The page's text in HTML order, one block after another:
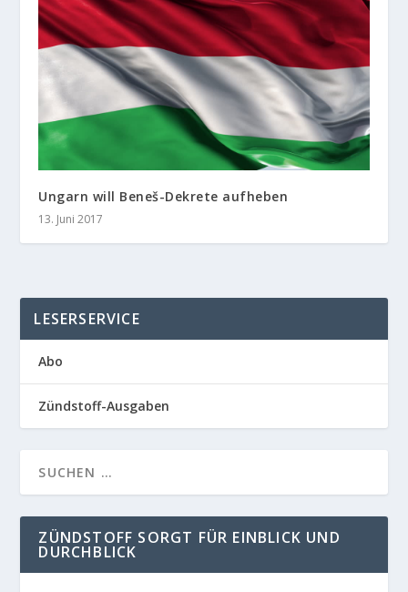
Ungarn will Beneš-Dekrete aufheben
13. Juni 2017
LESERSERVICE
Abo
Zündstoff-Ausgaben
ZÜNDSTOFF SORGT FÜR EINBLICK UND
DURCHBLICK